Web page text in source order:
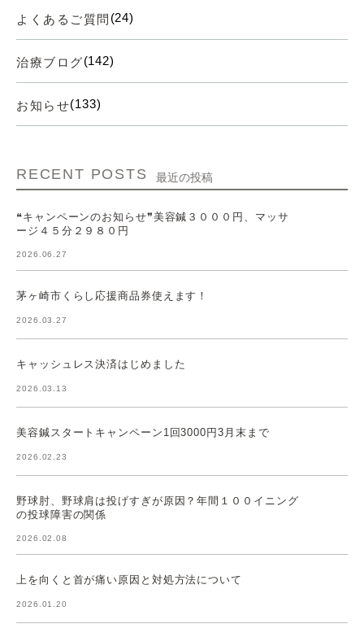
よくあるご質問 (24)
治療ブログ(142)
お知らせ(133)
RECENT POSTS 最近の投稿
❝キャンペーンのお知らせ❞美容鍼３０００円、マッサ
ージ４５分２９８０円
2026.06.27
茅ヶ崎市くらし応援商品券使えます！
2026.03.27
キャッシュレス決済はじめました
2026.03.13
美容鍼スタートキャンペーン1回3000円3月末まで
2026.02.23
野球肘、野球肩は投げすぎが原因？年間１００イニング
の投球障害の関係
2026.02.08
上を向くと首が痛い原因と対処方法について
2026.01.20